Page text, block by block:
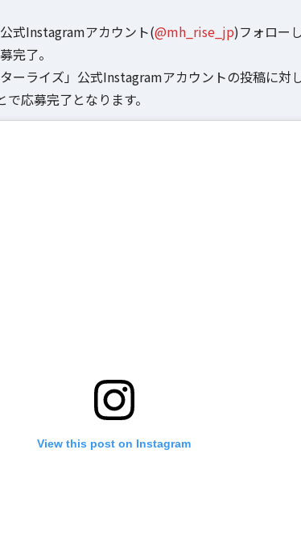
式Instagramアカウント(@mh_rise_jp)フォロー
完了。
ーライズ」公式Instagramアカウントの投稿に対
応募完了となります。
View this post on Instagram